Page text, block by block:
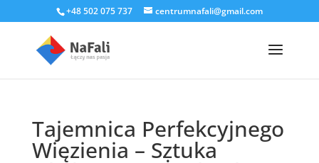
+48 502 075 737 centrumnafali@gmail.com
Tajemnica Perfekcyjnego
Więzienia – Sztuka